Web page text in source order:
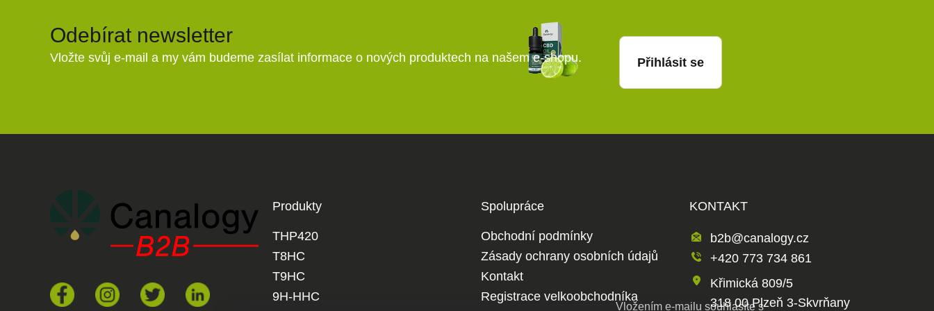
Odebírat newsletter
Vložte svůj e-mail a my vám budeme zasílat informace o nových produktech na našem e-shopu.
Vložením e-mailu souhlasíte s
Přihlásit se
Produkty
THP420
T8HC
T9HC
9H-HHC
Spolupráce
Obchodní podmínky
Zásady ochrany osobních údajů
Kontakt
Registrace velkoobchodníka
KONTAKT
b2b@canalogy.cz
+420 773 734 861
Křimická 809/5
318 00 Plzeň 3-Skvrňany